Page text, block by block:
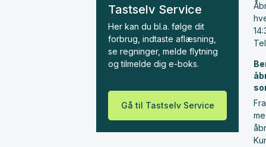
Tastselv Service
Her kan du bl.a. følge dit
forbrug, indtaste aflæsning,
se regninger, melde flytning
og tilmelde dig e-boks.
Gå til Tastselv Service